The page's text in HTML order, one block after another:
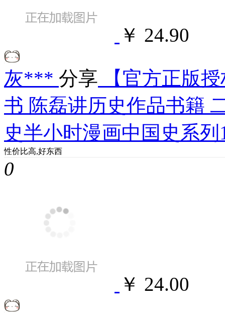
￥ 24.90
灰*** 分享 【官方正版
书 陈磊讲历史作品书籍
史半小时漫画中国史系列
性价比高,好东西
0
￥ 24.00